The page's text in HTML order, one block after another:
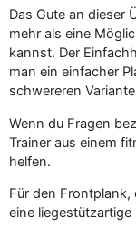
Das Gute an dieser
mehr als eine
kannst. Der
man ein einfacher
schwereren
Wenn du Fragen
Trainer aus einem
helfen.
Für den Frontplank,
eine liegestützartige